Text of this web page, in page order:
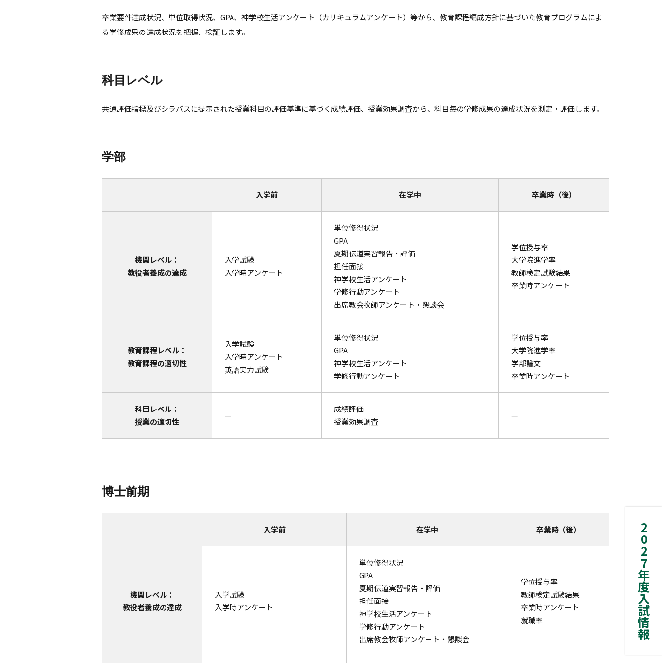
2027年度入試情報
卒業要件達成状況、単位取得状況、GPA、神学校生活アンケート（カリキュラムアンケート）等から、教育課程編成方針に基づいた教育プログラムによ
る学修成果の達成状況を把握、検証します。
科目レベル
共通評価指標及びシラバスに提示された授業科目の評価基準に基づく成績評価、授業効果調査から、科目毎の学修成果の達成状況を測定・評価します。
学部
入学前 在学中 卒業時（後）
機関レベル：
教役者養成の達成
入学試験
入学時アンケート
単位修得状況
GPA
夏期伝道実習報告・評価
担任面接
神学校生活アンケート
学修行動アンケート
出席教会牧師アンケート・懇談会
学位授与率
大学院進学率
教師検定試験結果
卒業時アンケート
教育課程レベル：
教育課程の適切性
入学試験
入学時アンケート
英語実力試験
単位修得状況
GPA
神学校生活アンケート
学修行動アンケート
学位授与率
大学院進学率
学部論文
卒業時アンケート
科目レベル：
授業の適切性
—
成績評価
授業効果調査
—
博士前期
入学前 在学中 卒業時（後）
機関レベル：
教役者養成の達成
入学試験
入学時アンケート
単位修得状況
GPA
夏期伝道実習報告・評価
担任面接
神学校生活アンケート
学修行動アンケート
出席教会牧師アンケート・懇談会
学位授与率
教師検定試験結果
卒業時アンケート
就職率